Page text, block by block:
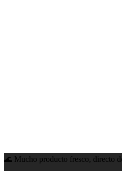
🌊 Mucho producto fresco, directo